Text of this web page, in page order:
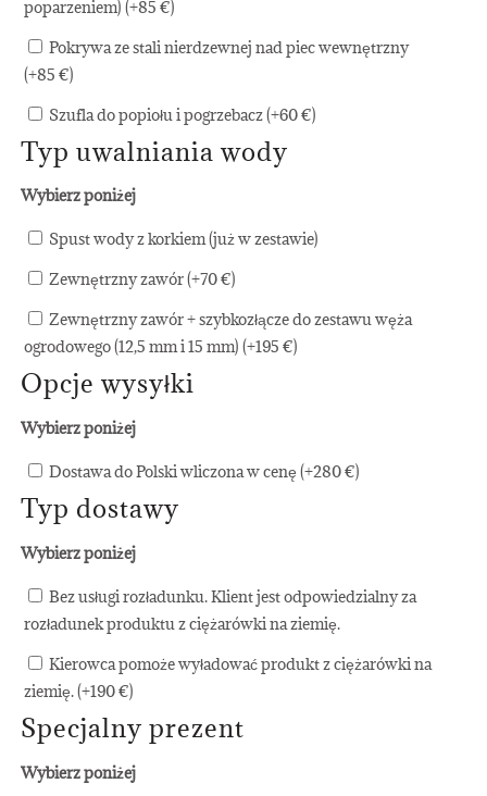
poparzeniem) (+85 €)
Pokrywa ze stali nierdzewnej nad piec wewnętrzny
(+85 €)
Szufla do popiołu i pogrzebacz (+60€)
Typ uwalniania wody
Wybierz poniżej
Spust wody z korkiem (już w zestawie)
Zewnętrzny zawór (+70€)
Zewnętrzny zawór + szybkozłącze do zestawu węża
ogrodowego (12,5 mm i 15 mm) (+195 €)
Opcje wysyłki
Wybierz poniżej
Dostawa do Polski wliczona w cenę (+280€)
Typ dostawy
Wybierz poniżej
Bez usługi rozładunku. Klient jest odpowiedzialny za
rozładunek produktu z ciężarówki na ziemię.
Kierowca pomoże wyładować produkt z ciężarówki na
ziemię. (+190€)
Specjalny prezent
Wybierz poniżej